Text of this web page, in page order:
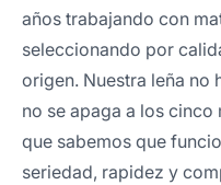
años trabajando con
seleccionando por
origen. Nuestra leña no
no se apaga a los
que sabemos que
seriedad, rapidez y